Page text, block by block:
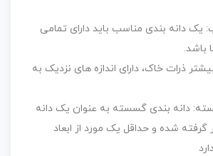
یک دانه بندی مناسب باید دارای تمامی
باشد.
ذرات خاک، دارای اندازه های نزدیک به
دانه بندی گسسته به عنوان یک دانه
گرفته شده و حداقل یک مورد از ابعاد